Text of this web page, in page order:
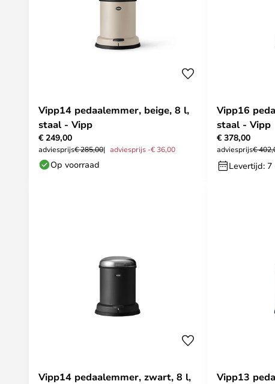
Vipp14 pedaalemmer, beige, 8 l,
staal - Vipp
€ 249,00
adviesprijs€ 285,00 adviesprijs -€ 36,00
Op voorraad
Vipp16
staal - Vipp
€ 378,00
adviesprijs€
Levertijd:
Vipp14 pedaalemmer, zwart, 8 l,
Vipp13